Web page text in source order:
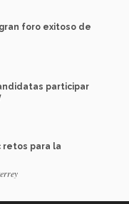
foro exitoso de
participar
retos para la